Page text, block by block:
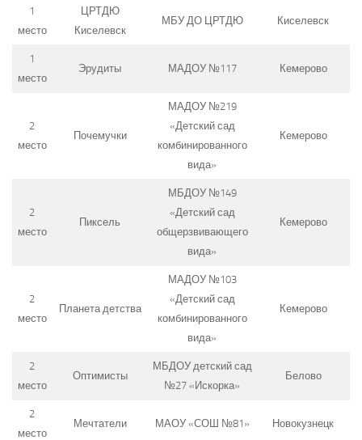
1
место
ЦРТДЮ
Киселевск
МБУ ДО ЦРТДЮ Киселевск
1
место
Эрудиты МАДОУ №117 Кемерово
2
место
Почемучки
МАДОУ №219
«Детский сад
комбинированного
вида»
Кемерово
2
место
Пиксель
МБДОУ №149
«Детский сад
общерзвивающего
вида»
Кемерово
2
место
Планета детства
МАДОУ №103
«Детский сад
комбинированного
вида»
Кемерово
2
место
Оптимисты
МБДОУ детский сад
№27 «Искорка»
Белово
2
место
Мечтатели МАОУ «СОШ №81» Новокузнецк